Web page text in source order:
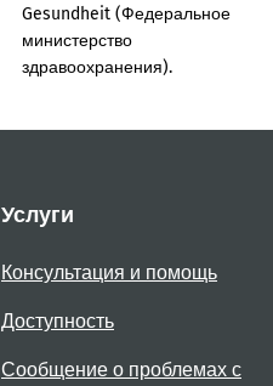
Gesundheit (Федеральное
министерство
здравоохранения).
Услуги
Консультация и помощь
Доступность
Сообщение о проблемах с